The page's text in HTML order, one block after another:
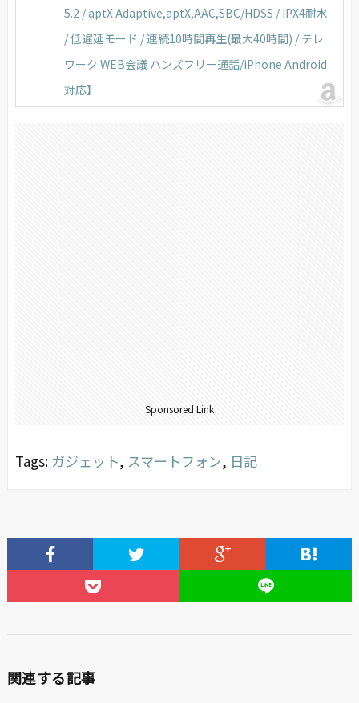
5.2 / aptX Adaptive,aptX,AAC,SBC/HDSS / IPX4耐水
/ 低遅延モード / 連続10時間再生(最大40時間) / テレ
ワーク WEB会議 ハンズフリー通話/iPhone Android
対応】
Sponsored Link
Tags: ガジェット, スマートフォン, 日記
関連する記事